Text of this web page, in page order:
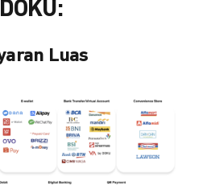
Luas